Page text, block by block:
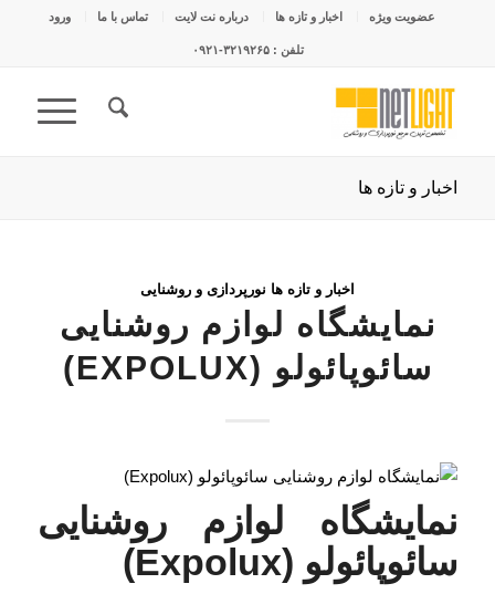
عضویت ویژه اخبار و تازه ها درباره نت لایت تماس با ما ورود
تلفن : ۳۲۱۹۲۶۵-۰۹۲۱
اخبار و تازه ها
اخبار و تازه ها نورپردازی و روشنایی
نمایشگاه لوازم روشنایی
سائوپائولو (EXPOLUX)
نمایشگاه لوازم روشنایی
سائوپائولو (Expolux)